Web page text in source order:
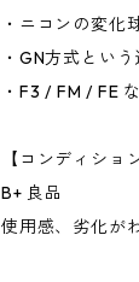
・ニコンの変化
・GN方式とい
・F3 / FM / FE
【コンディショ
B+ 良品
使用感、劣化が